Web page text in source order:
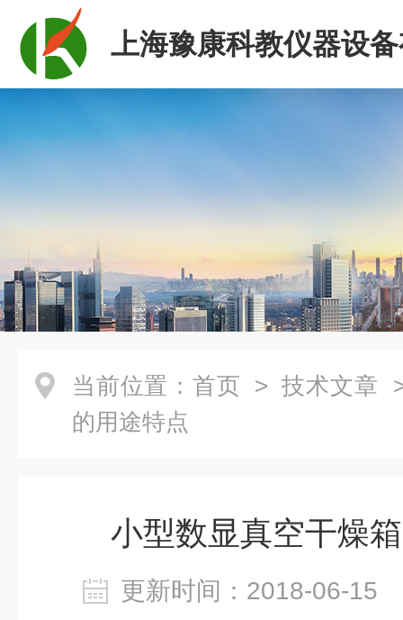
上海豫康科教仪器设
司
当前位置： 首页 > 技术文章
的用途特点
小型数显真空干燥
更新时间：2018-06-